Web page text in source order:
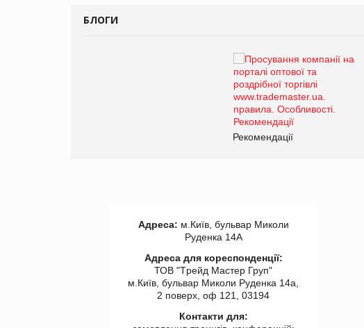
БЛОГИ
Рекомендації
Адреса: м.Київ, бульвар Миколи
Руденка 14А
Адреса для кореспонденції:
ТОВ "Tрейд Мастер Груп"
м.Київ, бульвар Миколи Руденка 14а,
2 поверх, оф 121, 03194
Контакти для: